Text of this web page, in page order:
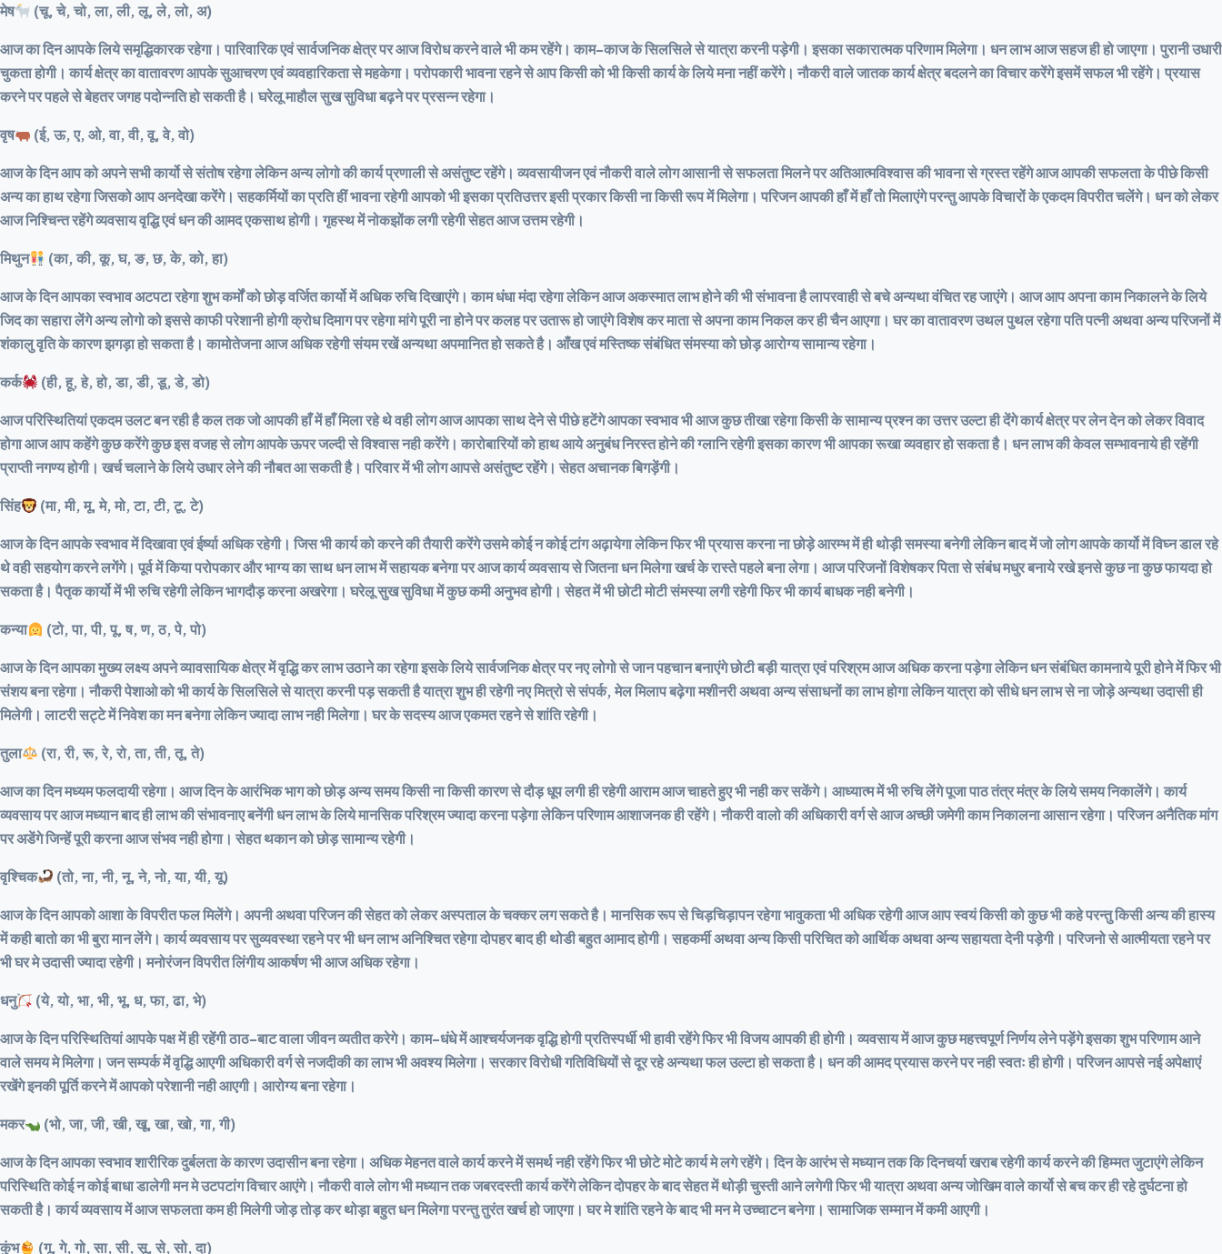
मेष
(चू, चे, चो, ला, ली, लू, ले, लो, अ)
आज का दिन आपके लिये समृद्धिकारक रहेगा। पारिवारिक एवं सार्वजनिक क्षेत्र पर आज विरोध करने वाले भी कम रहेंगे। काम-काज के सिलसिले से यात्रा करनी पड़ेगी। इसका सकारात्मक परिणाम मिलेगा। धन लाभ आज सहज ही हो जाएगा। पुरानी उधारी
चुकता होगी। कार्य क्षेत्र का वातावरण आपके सुआचरण एवं व्यवहारिकता से महकेगा। परोपकारी भावना रहने से आप किसी को भी किसी कार्य के लिये मना नहीं करेंगे। नौकरी वाले जातक कार्य क्षेत्र बदलने का विचार करेंगे इसमें सफल भी रहेंगे। प्रयास
करने पर पहले से बेहतर जगह पदोन्नति हो सकती है। घरेलू माहौल सुख सुविधा बढ़ने पर प्रसन्न रहेगा।
वृष
(ई, ऊ, ए, ओ, वा, वी, वू, वे, वो)
आज के दिन आप को अपने सभी कार्यो से संतोष रहेगा लेकिन अन्य लोगो की कार्य प्रणाली से असंतुष्ट रहेंगे। व्यवसायीजन एवं नौकरी वाले लोग आसानी से सफलता मिलने पर अतिआत्मविश्वास की भावना से ग्रस्त रहेंगे आज आपकी सफलता के पीछे किसी
अन्य का हाथ रहेगा जिसको आप अनदेखा करेंगे। सहकर्मियों का प्रति हीं भावना रहेगी आपको भी इसका प्रतिउत्तर इसी प्रकार किसी ना किसी रूप में मिलेगा। परिजन आपकी हाँ में हाँ तो मिलाएंगे परन्तु आपके विचारों के एकदम विपरीत चलेंगे। धन को लेकर
आज निश्चिन्त रहेंगे व्यवसाय वृद्धि एवं धन की आमद एकसाथ होगी। गृहस्थ में नोकझोंक लगी रहेगी सेहत आज उत्तम रहेगी।
मिथुन
(का, की, कू, घ, ङ, छ, के, को, हा)
आज के दिन आपका स्वभाव अटपटा रहेगा शुभ कर्मों को छोड़ वर्जित कार्यो में अधिक रुचि दिखाएंगे। काम धंधा मंदा रहेगा लेकिन आज अकस्मात लाभ होने की भी संभावना है लापरवाही से बचे अन्यथा वंचित रह जाएंगे। आज आप अपना काम निकालने के लिये
जिद का सहारा लेंगे अन्य लोगो को इससे काफी परेशानी होगी क्रोध दिमाग पर रहेगा मांगे पूरी ना होने पर कलह पर उतारू हो जाएंगे विशेष कर माता से अपना काम निकल कर ही चैन आएगा। घर का वातावरण उथल पुथल रहेगा पति पत्नी अथवा अन्य परिजनों में
शंकालु वृति के कारण झगड़ा हो सकता है। कामोतेजना आज अधिक रहेगी संयम रखें अन्यथा अपमानित हो सकते है। आँख एवं मस्तिष्क संबंधित संमस्या को छोड़ आरोग्य सामान्य रहेगा।
कर्क
(ही, हू, हे, हो, डा, डी, डू, डे, डो)
आज परिस्थितियां एकदम उलट बन रही है कल तक जो आपकी हाँ में हाँ मिला रहे थे वही लोग आज आपका साथ देने से पीछे हटेंगे आपका स्वभाव भी आज कुछ तीखा रहेगा किसी के सामान्य प्रश्न का उत्तर उल्टा ही देंगे कार्य क्षेत्र पर लेन देन को लेकर विवाद
होगा आज आप कहेंगे कुछ करेंगे कुछ इस वजह से लोग आपके ऊपर जल्दी से विश्वास नही करेंगे। कारोबारियों को हाथ आये अनुबंध निरस्त होने की ग्लानि रहेगी इसका कारण भी आपका रूखा व्यवहार हो सकता है। धन लाभ की केवल सम्भावनाये ही रहेंगी
प्राप्ती नगण्य होगी। खर्च चलाने के लिये उधार लेने की नौबत आ सकती है। परिवार में भी लोग आपसे असंतुष्ट रहेंगे। सेहत अचानक बिगड़ेंगी।
सिंह
(मा, मी, मू, मे, मो, टा, टी, टू, टे)
आज के दिन आपके स्वभाव में दिखावा एवं ईर्ष्या अधिक रहेगी। जिस भी कार्य को करने की तैयारी करेंगे उसमे कोई न कोई टांग अढ़ायेगा लेकिन फिर भी प्रयास करना ना छोड़े आरम्भ में ही थोड़ी समस्या बनेगी लेकिन बाद में जो लोग आपके कार्यो में विघ्न डाल रहे
थे वही सहयोग करने लगेंगे। पूर्व में किया परोपकार और भाग्य का साथ धन लाभ में सहायक बनेगा पर आज कार्य व्यवसाय से जितना धन मिलेगा खर्च के रास्ते पहले बना लेगा। आज परिजनों विशेषकर पिता से संबंध मधुर बनाये रखे इनसे कुछ ना कुछ फायदा हो
सकता है। पैतृक कार्यो में भी रुचि रहेगी लेकिन भागदौड़ करना अखरेगा। घरेलू सुख सुविधा में कुछ कमी अनुभव होगी। सेहत में भी छोटी मोटी संमस्या लगी रहेगी फिर भी कार्य बाधक नही बनेगी।
कन्या
(टो, पा, पी, पू, ष, ण, ठ, पे, पो)
आज के दिन आपका मुख्य लक्ष्य अपने व्यावसायिक क्षेत्र में वृद्धि कर लाभ उठाने का रहेगा इसके लिये सार्वजनिक क्षेत्र पर नए लोगो से जान पहचान बनाएंगे छोटी बड़ी यात्रा एवं परिश्रम आज अधिक करना पड़ेगा लेकिन धन संबंधित कामनाये पूरी होने में फिर भी
संशय बना रहेगा। नौकरी पेशाओ को भी कार्य के सिलसिले से यात्रा करनी पड़ सकती है यात्रा शुभ ही रहेगी नए मित्रो से संपर्क, मेल मिलाप बढ़ेगा मशीनरी अथवा अन्य संसाधनों का लाभ होगा लेकिन यात्रा को सीधे धन लाभ से ना जोड़े अन्यथा उदासी ही
मिलेगी। लाटरी सट्टे में निवेश का मन बनेगा लेकिन ज्यादा लाभ नही मिलेगा। घर के सदस्य आज एकमत रहने से शांति रहेगी।
तुला
(रा, री, रू, रे, रो, ता, ती, तू, ते)
आज का दिन मध्यम फलदायी रहेगा। आज दिन के आरंभिक भाग को छोड़ अन्य समय किसी ना किसी कारण से दौड़ धूप लगी ही रहेगी आराम आज चाहते हुए भी नही कर सकेंगे। आध्यात्म में भी रुचि लेंगे पूजा पाठ तंत्र मंत्र के लिये समय निकालेंगे। कार्य
व्यवसाय पर आज मध्यान बाद ही लाभ की संभावनाए बनेंगी धन लाभ के लिये मानसिक परिश्रम ज्यादा करना पड़ेगा लेकिन परिणाम आशाजनक ही रहेंगे। नौकरी वालो की अधिकारी वर्ग से आज अच्छी जमेगी काम निकालना आसान रहेगा। परिजन अनैतिक मांग
पर अडेंगे जिन्हें पूरी करना आज संभव नही होगा। सेहत थकान को छोड़ सामान्य रहेगी।
वृश्चिक
(तो, ना, नी, नू, ने, नो, या, यी, यू)
आज के दिन आपको आशा के विपरीत फल मिलेंगे। अपनी अथवा परिजन की सेहत को लेकर अस्पताल के चक्कर लग सकते है। मानसिक रूप से चिड़चिड़ापन रहेगा भावुकता भी अधिक रहेगी आज आप स्वयं किसी को कुछ भी कहे परन्तु किसी अन्य की हास्य
में कही बातो का भी बुरा मान लेंगे। कार्य व्यवसाय पर सुव्यवस्था रहने पर भी धन लाभ अनिश्चित रहेगा दोपहर बाद ही थोडी बहुत आमाद होगी। सहकर्मी अथवा अन्य किसी परिचित को आर्थिक अथवा अन्य सहायता देनी पड़ेगी। परिजनो से आत्मीयता रहने पर
भी घर मे उदासी ज्यादा रहेगी। मनोरंजन विपरीत लिंगीय आकर्षण भी आज अधिक रहेगा।
धनु
(ये, यो, भा, भी, भू, ध, फा, ढा, भे)
आज के दिन परिस्थितियां आपके पक्ष में ही रहेंगी ठाठ-बाट वाला जीवन व्यतीत करेगे। काम-धंधे में आश्चर्यजनक वृद्धि होगी प्रतिस्पर्धी भी हावी रहेंगे फिर भी विजय आपकी ही होगी। व्यवसाय में आज कुछ महत्त्वपूर्ण निर्णय लेने पड़ेंगे इसका शुभ परिणाम आने
वाले समय मे मिलेगा। जन सम्पर्क में वृद्धि आएगी अधिकारी वर्ग से नजदीकी का लाभ भी अवश्य मिलेगा। सरकार विरोधी गतिविधियों से दूर रहे अन्यथा फल उल्टा हो सकता है। धन की आमद प्रयास करने पर नही स्वतः ही होगी। परिजन आपसे नई अपेक्षाएं
रखेंगे इनकी पूर्ति करने में आपको परेशानी नही आएगी। आरोग्य बना रहेगा।
मकर
(भो, जा, जी, खी, खू, खा, खो, गा, गी)
आज के दिन आपका स्वभाव शारीरिक दुर्बलता के कारण उदासीन बना रहेगा। अधिक मेहनत वाले कार्य करने में समर्थ नही रहेंगे फिर भी छोटे मोटे कार्य मे लगे रहेंगे। दिन के आरंभ से मध्यान तक कि दिनचर्या खराब रहेगी कार्य करने की हिम्मत जुटाएंगे लेकिन
परिस्थिति कोई न कोई बाधा डालेगी मन मे उटपटांग विचार आएंगे। नौकरी वाले लोग भी मध्यान तक जबरदस्ती कार्य करेंगे लेकिन दोपहर के बाद सेहत में थोड़ी चुस्ती आने लगेगी फिर भी यात्रा अथवा अन्य जोखिम वाले कार्यो से बच कर ही रहे दुर्घटना हो
सकती है। कार्य व्यवसाय में आज सफलता कम ही मिलेगी जोड़ तोड़ कर थोड़ा बहुत धन मिलेगा परन्तु तुरंत खर्च हो जाएगा। घर मे शांति रहने के बाद भी मन मे उच्चाटन बनेगा। सामाजिक सम्मान में कमी आएगी।
कुंभ
(गू, गे, गो, सा, सी, सू, से, सो, दा)